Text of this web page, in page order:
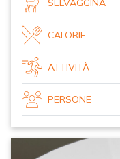
SELVAGGINA
CALORIE
ATTIVITÀ
PERSONE